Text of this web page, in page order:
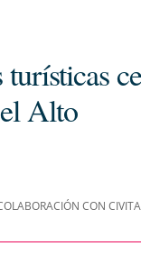
Alto